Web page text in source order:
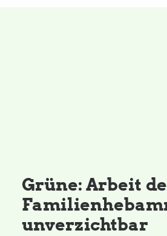
Grünes Zentrum
Grüne: Arbeit
unverzichtbar